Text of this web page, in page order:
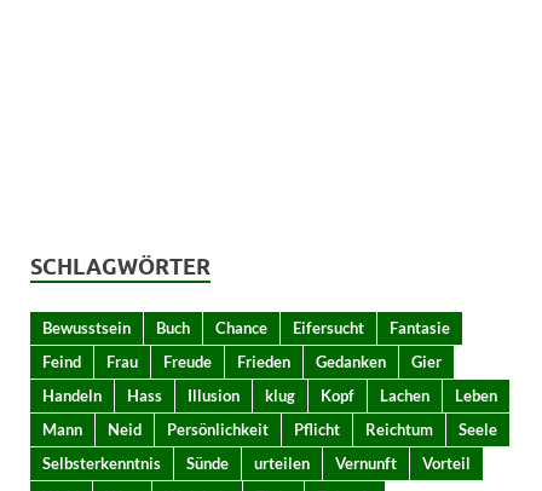
SCHLAGWÖRTER
Bewusstsein Buch Chance Eifersucht
Fantasie
Feind
Frau Freude Frieden Gedanken
Gier
Handeln
Hass Illusion klug Kopf Lachen
Leben
Mann
Neid Persönlichkeit Pflicht Reichtum
Seele
Selbsterkenntnis
Sünde urteilen Vernunft
Vorteil